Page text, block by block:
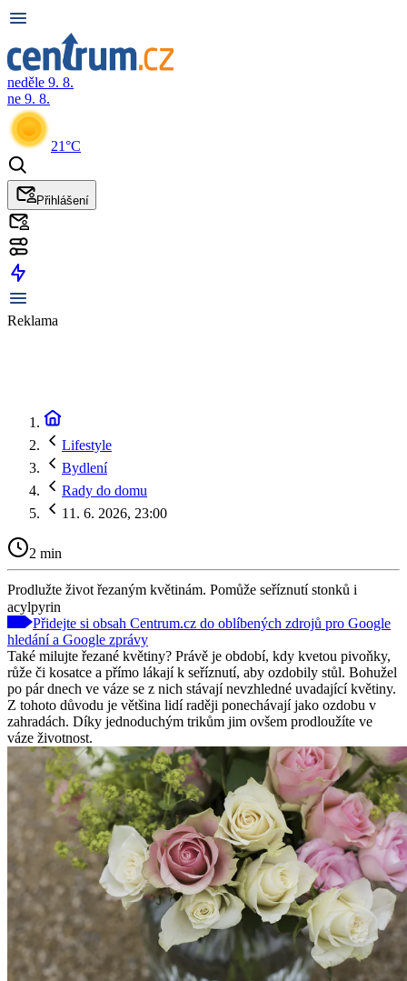
neděle 9. 8.
ne 9. 8.
21°C
Přihlášení
Reklama
Lifestyle
Bydlení
Rady do domu
11. 6. 2026, 23:00
2 min
Prodlužte život řezaným květinám. Pomůže seříznutí stonků i
acylpyrin
Přidejte si obsah Centrum.cz do oblíbených zdrojů pro Google
hledání a Google zprávy
Také milujte řezané květiny? Právě je období, kdy kvetou pivoňky,
růže či kosatce a přímo lákají k seříznutí, aby ozdobily stůl. Bohužel
po pár dnech ve váze se z nich stávají nevzhledné uvadající květiny.
Z tohoto důvodu je většina lidí raději ponechávají jako ozdobu v
zahradách. Díky jednoduchým trikům jim ovšem prodloužíte ve
váze životnost.